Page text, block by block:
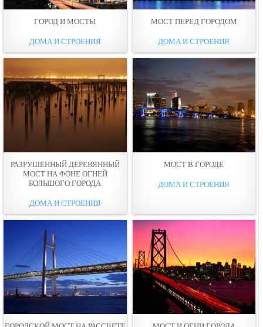
ГОРОД И МОСТЫ
ДОМА И СТРОЕНИЯ
МОСТ ПЕРЕД ГОРОДОМ
ДОМА И СТРОЕНИЯ
РАЗРУШЕННЫЙ ДЕРЕВЯННЫЙ
МОСТ НА ФОНЕ ОГНЕЙ
БОЛЬШОГО ГОРОДА
ДОМА И СТРОЕНИЯ
МОСТ В ГОРОДЕ
ДОМА И СТРОЕНИЯ